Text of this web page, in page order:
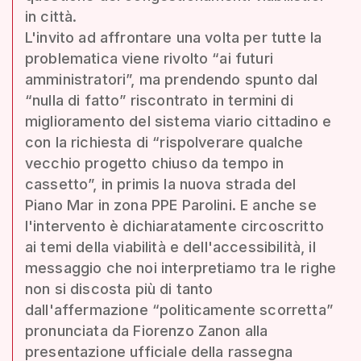
in città.
L'invito ad affrontare una volta per tutte la
problematica viene rivolto “ai futuri
amministratori”, ma prendendo spunto dal
“nulla di fatto” riscontrato in termini di
miglioramento del sistema viario cittadino e
con la richiesta di “rispolverare qualche
vecchio progetto chiuso da tempo in
cassetto”, in primis la nuova strada del
Piano Mar in zona PPE Parolini. E anche se
l'intervento è dichiaratamente circoscritto
ai temi della viabilità e dell'accessibilità, il
messaggio che noi interpretiamo tra le righe
non si discosta più di tanto
dall'affermazione “politicamente scorretta”
pronunciata da Fiorenzo Zanon alla
presentazione ufficiale della rassegna